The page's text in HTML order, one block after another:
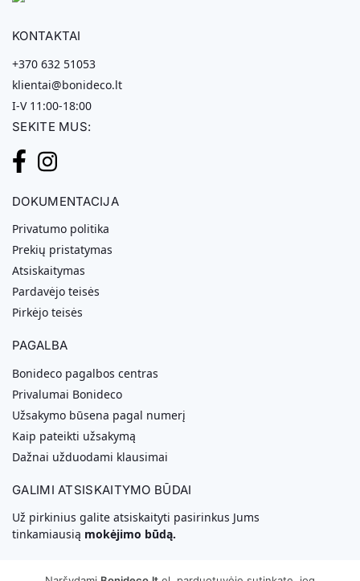
KONTAKTAI
+370 632 51053
klientai@bonideco.lt
I-V 11:00-18:00
SEKITE MUS:
DOKUMENTACIJA
Privatumo politika
Prekių pristatymas
Atsiskaitymas
Pardavėjo teisės
Pirkėjo teisės
PAGALBA
Bonideco pagalbos centras
Privalumai Bonideco
Užsakymo būsena pagal numerį
Kaip pateikti užsakymą
Dažnai užduodami klausimai
GALIMI ATSISKAITYMO BŪDAI
Už pirkinius galite atsiskaityti pasirinkus Jums
tinkamiausią mokėjimo būdą.